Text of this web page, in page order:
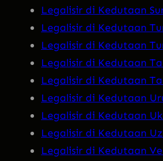
Legalisir di Kedutaan
Legalisir di Kedutaan
Legalisir di Kedutaan
Legalisir di Kedutaan
Legalisir di Kedutaan
Legalisir di Kedutaan
Legalisir di Kedutaan
Legalisir di Kedutaan
Legalisir di Kedutaan